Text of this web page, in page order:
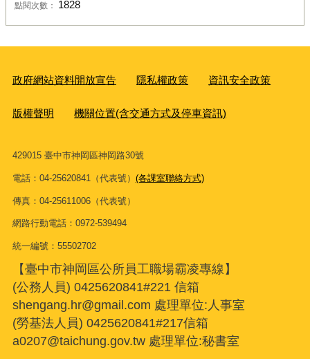
點閱次數： 1828
政府網站資料開放宣告 隱私權政策 資訊安全政策
版權聲明 機關位置(含交通方式及停車資訊)
429015 臺中市神岡區神岡路30號
電話：04-25620841（代表號） (各課室聯絡方式)
傳真：04-25611006（代表號）
網路行動電話：0972-539494
統一編號：55502702
【臺中市神岡區公所員工職場霸凌專線】
(公務人員) 0425620841#221 信箱
shengang.hr@gmail.com 處理單位:人事室
(勞基法人員) 0425620841#217信箱
a0207@taichung.gov.tw 處理單位:秘書室